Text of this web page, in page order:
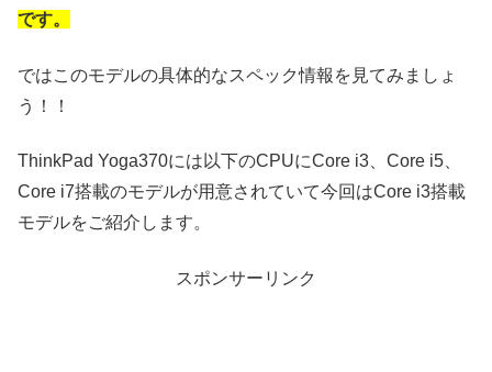
です。
ではこのモデルの具体的なスペック情報を見てみましょ
う！！
ThinkPad Yoga370には以下のCPUにCore i3、Core i5、
Core i7搭載のモデルが用意されていて今回はCore i3搭載
モデルをご紹介します。
スポンサーリンク